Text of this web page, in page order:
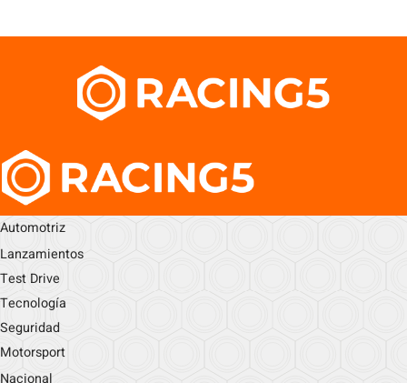
Automotriz
Lanzamientos
Test Drive
Tecnología
Seguridad
Motorsport
Nacional